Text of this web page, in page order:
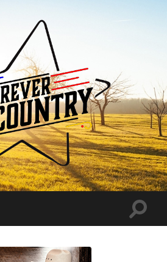
Forever
Country
Toggle